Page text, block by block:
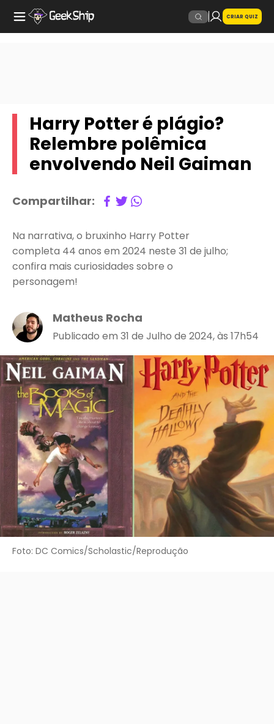
CRIAR QUIZ
Harry Potter é plágio?
Relembre polêmica
envolvendo Neil Gaiman
Compartilhar:
Na narrativa, o bruxinho Harry Potter
completa 44 anos em 2024 neste 31 de julho;
confira mais curiosidades sobre o
personagem!
Matheus Rocha
Publicado em 31 de Julho de 2024, às 17h54
Foto: DC Comics/Scholastic/Reprodução